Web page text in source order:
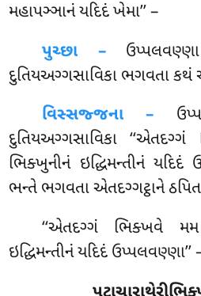
મહાપઞ્ઞાનં યદિદં ખેમા’’ –
પુચ્છા –
દુતિયઅગ્ગસાવિકા ભગવતા કથં
વિસ્સજ્જના –
દુતિયઅગ્ગસાવિકા
ભિક્ખુનીનં ઇદ્ધિમન્તીનં યદિદં
ભન્તે ભગવતા એતદગ્ગટ્ઠાને
‘‘એતદગ્ગં ભિક્ખવે
ઇદ્ધિમન્તીનં યદિદં ઉપ્પલવણ્ણા’’